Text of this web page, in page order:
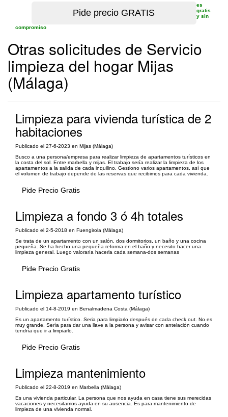
es
gratis
y sin
compromiso
Otras solicitudes de Servicio
limpieza del hogar Mijas
(Málaga)
Limpieza para vivienda turística de 2
habitaciones
Publicado el 27-6-2023 en Mijas (Málaga)
Busco a una persona/empresa para realizar limpieza de apartamentos turísticos en
la costa del sol. Entre marbella y mijas. El trabajo sería realizar la limpieza de los
apartamentos a la salida de cada inquilino. Gestiono varios apartamentos, así que
el volumen de trabajo depende de las reservas que recibimos para cada vivienda.
Pide Precio Gratis
Limpieza a fondo 3 ó 4h totales
Publicado el 2-5-2018 en Fuengirola (Málaga)
Se trata de un apartamento con un salón, dos dormitorios, un baño y una cocina
pequeña. Se ha hecho una pequeña reforma en el baño y necesito hacer una
limpieza general. Luego valoraría hacerla cada semana-dos semanas
Pide Precio Gratis
Limpieza apartamento turístico
Publicado el 14-8-2019 en Benalmadena Costa (Málaga)
Es un apartamento turístico. Seria para limpiarlo después de cada check out. No es
muy grande. Sería para dar una llave a la persona y avisar con antelación cuando
tendría que ir a limpiarlo.
Pide Precio Gratis
Limpieza mantenimiento
Publicado el 22-8-2019 en Marbella (Málaga)
Es una vivienda particular. La persona que nos ayuda en casa tiene sus merecidas
vacaciones y necesitamos ayuda en su ausencia. Es para mantenimiento de
limpieza de una vivienda normal.